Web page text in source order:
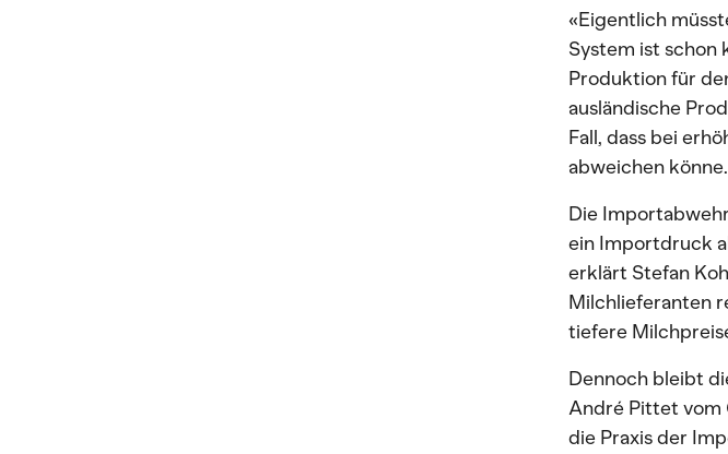
«Eigentlich
System ist schon
Produktion für
ausländische
Fall, dass bei
abweichen könne.
Die
ein Importdruck
erklärt Stefan
Milchlieferanten
tiefere
Dennoch bleibt
André Pittet vom
die Praxis der